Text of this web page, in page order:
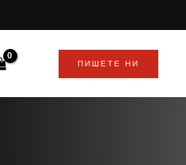
ПИШЕТЕ НИ